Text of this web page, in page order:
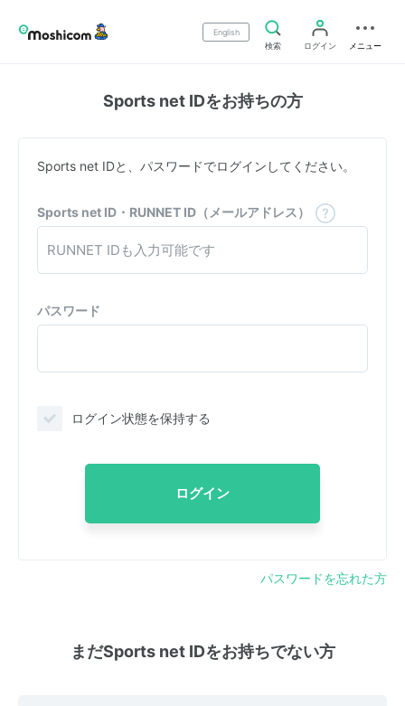
English
検索
ログイン メニュー
Sports net IDをお持ちの方
Sports net IDと、パスワードでログインしてください。
Sports net ID・RUNNET ID（メールアドレス）
パスワード
ログイン状態を保持する
ログイン
パスワードを忘れた方
まだSports net IDをお持ちでない方